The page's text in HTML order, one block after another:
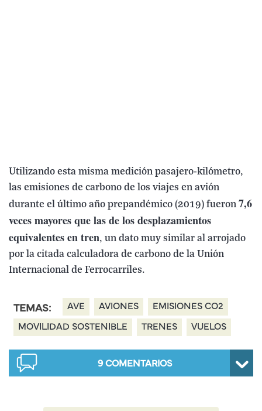
Utilizando esta misma medición pasajero-kilómetro,
las emisiones de carbono de los viajes en avión
durante el último año prepandémico (2019) fueron 7,6
veces mayores que las de los desplazamientos
equivalentes en tren, un dato muy similar al arrojado
por la citada calculadora de carbono de la Unión
Internacional de Ferrocarriles.
TEMAS: AVE AVIONES EMISIONES CO2
MOVILIDAD SOSTENIBLE TRENES VUELOS
9 COMENTARIOS